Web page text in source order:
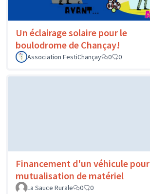
Un éclairage solaire pour le
boulodrome de Chançay!
Association FestiChançay
0 0
Financement d'un véhicule pour
mutualisation de matériel
La Sauce Rurale
0 0